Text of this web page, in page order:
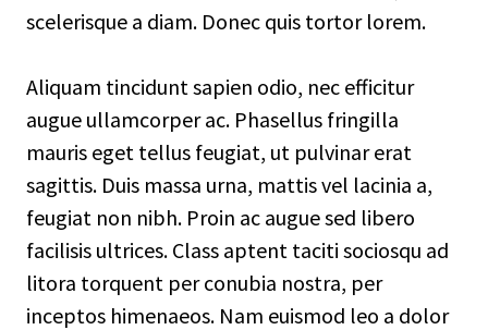
scelerisque a diam. Donec quis tortor lorem.
Aliquam tincidunt sapien odio, nec efficitur
augue ullamcorper ac. Phasellus fringilla
mauris eget tellus feugiat, ut pulvinar erat
sagittis. Duis massa urna, mattis vel lacinia a,
feugiat non nibh. Proin ac augue sed libero
facilisis ultrices. Class aptent taciti sociosqu ad
litora torquent per conubia nostra, per
inceptos himenaeos. Nam euismod leo a dolor